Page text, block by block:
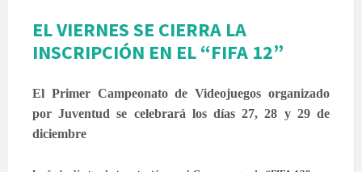
EL VIERNES SE CIERRA LA
INSCRIPCIÓN EN EL “FIFA 12”
El Primer Campeonato de Videojuegos organizado
por Juventud se celebrará los días 27, 28 y 29 de
diciembre